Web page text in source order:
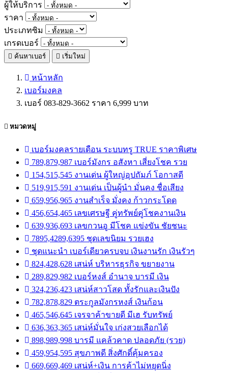
ผู้ให้บริการ
ราคา
ประเภทซิม
เกรดเบอร์
ค้นหาเบอร์ เริ่มใหม่
หน้าหลัก
เบอร์มงคล
เบอร์ 083-829-3662 ราคา 6,999 บาท
หมวดหมู่
เบอร์มงคลรายเดือน ระบบทรู TRUE ราคาพิเศษ
789,879,987 เบอร์มังกร อสังหา เสี่ยงโชค รวย
154,515,545 งานเด่น ผู้ใหญ่อุปถัมภ์ โอกาสดี
519,915,591 งานเด่น เป็นผู้นำ มั่นคง ชื่อเสียง
659,956,965 งานสำเร็จ มั่งคง ก้าวกระโดด
456,654,465 เลขเศรษฐี คู่ทรัพย์คู่โชคงานเงิน
639,936,693 เลขกวนอู มีโชค แข่งขัน ชัยชนะ
7895,4289,6395 ชุดเลขนิยม รวยเฮง
ชุดแนะนำ เบอร์เดียวครบจบ เงินงานรัก เงินรัวๆ
824,428,628 เสน่ห์ บริหารธุรกิจ ขยายงาน
289,829,982 เบอร์หงส์ อำนาจ บารมี เงิน
324,236,423 เสน่ห์สาวโสด ทั้งรักและเงินปัง
782,878,829 ตระกูลมังกรหงส์ เงินก้อน
465,546,645 เจรจาค้าขายดี มีเฮ รับทรัพย์
636,363,365 เสน่ห์มั่นใจ เก่งสวยเลือกได้
898,989,998 บารมี แคล้วคาด ปลอดภัย (รวย)
459,954,595 สุขภาพดี สิ่งศักดิ์คุ้มครอง
669,669,469 เสน่ห์+เงิน การค้าไม่หยุดนิ่ง